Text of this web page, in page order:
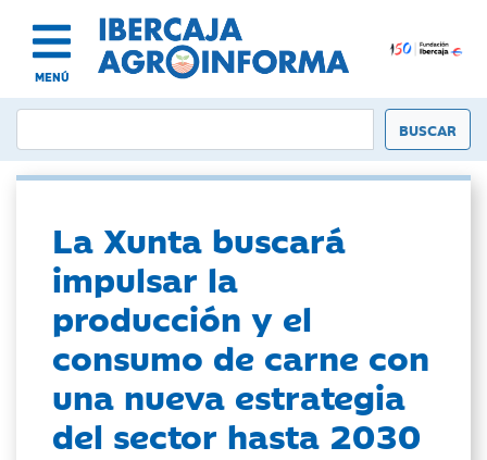
MENÚ
La Xunta buscará
impulsar la
producción y el
consumo de carne con
una nueva estrategia
del sector hasta 2030